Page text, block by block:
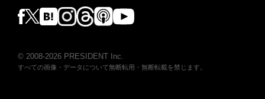
© 2008-2026 PRESIDENT Inc.
すべての画像・データについて無断転用・無断転載を禁じます。